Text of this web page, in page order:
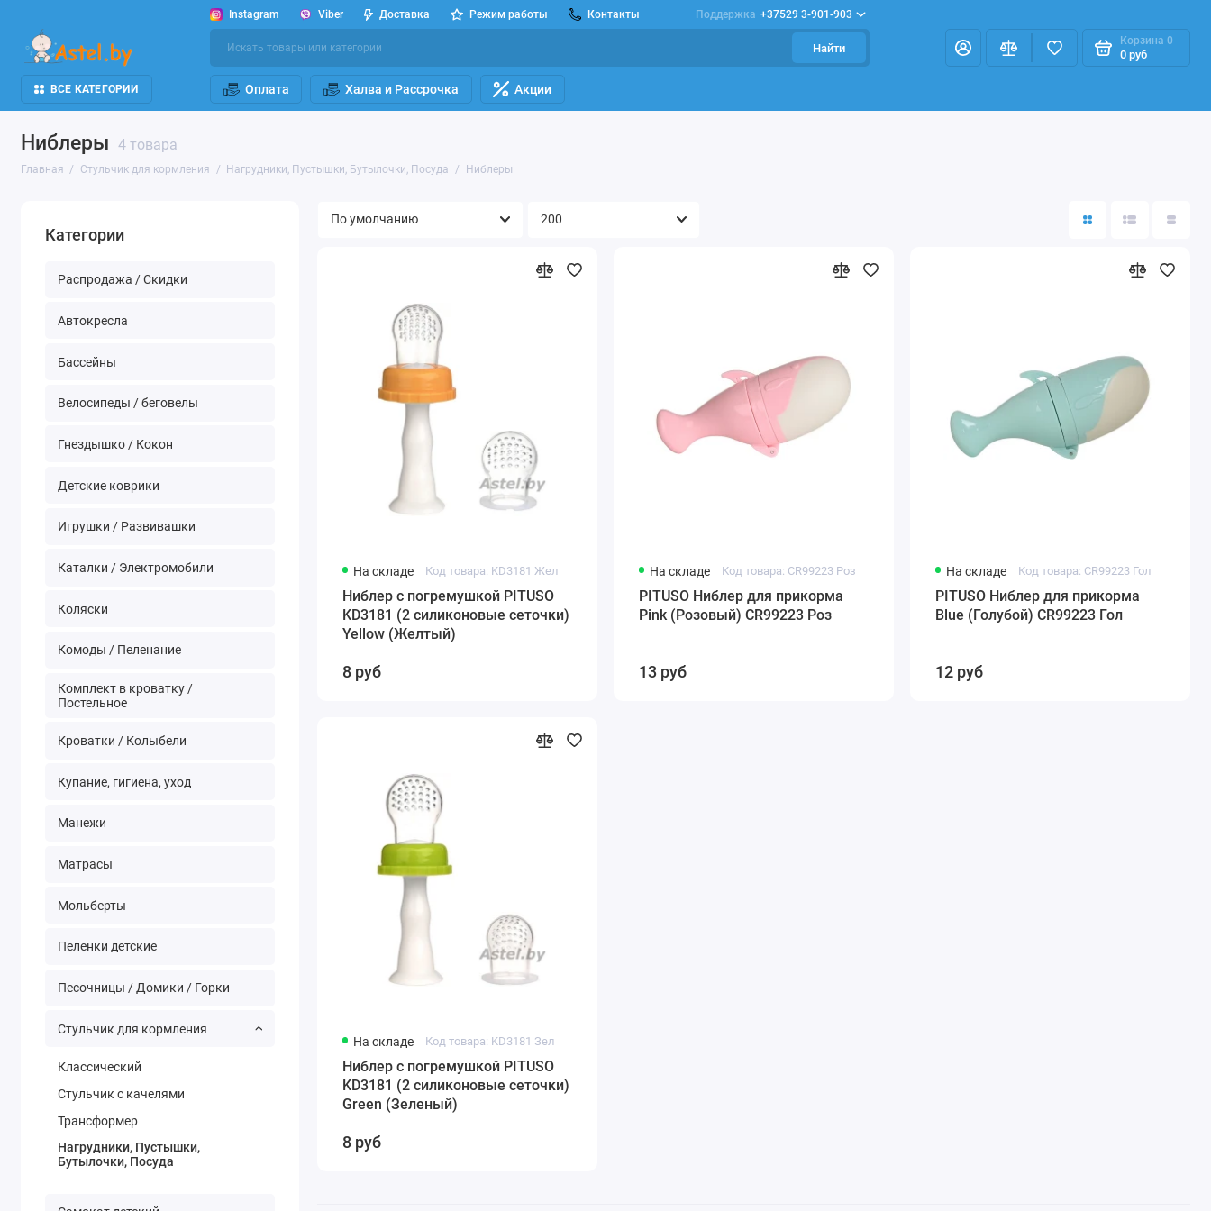
Instagram Viber Доставка Режим работы Контакты Поддержка +37529 3-901-903
Найти
Корзина 0
0 руб
ВСЕ КАТЕГОРИИ Оплата Халва и Рассрочка Акции
Ниблеры 4 товара
Главная Стульчик для кормления Нагрудники, Пустышки, Бутылочки, Посуда Ниблеры
Категории
Распродажа / Скидки
Автокресла
Бассейны
Велосипеды / беговелы
Гнездышко / Кокон
Детские коврики
Игрушки / Развивашки
Каталки / Электромобили
Коляски
Комоды / Пеленание
Комплект в кроватку /
Постельное
Кроватки / Колыбели
Купание, гигиена, уход
Манежи
Матрасы
Мольберты
Пеленки детские
Песочницы / Домики / Горки
Стульчик для кормления
Классический
Стульчик с качелями
Трансформер
Нагрудники, Пустышки,
Бутылочки, Посуда
На складе Код товара: KD3181 Жел
Ниблер с погремушкой PITUSO
KD3181 (2 силиконовые сеточки)
Yellow (Желтый)
8 руб
На складе Код товара: CR99223 Роз
PITUSO Ниблер для прикорма
Pink (Розовый) CR99223 Роз
13 руб
На складе Код товара: CR99223 Гол
PITUSO Ниблер для прикорма
Blue (Голубой) CR99223 Гол
12 руб
На складе Код товара: KD3181 Зел
Ниблер с погремушкой PITUSO
KD3181 (2 силиконовые сеточки)
Green (Зеленый)
8 руб